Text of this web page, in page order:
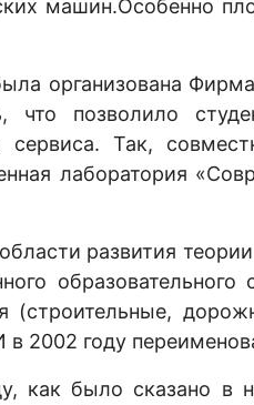
машин.Особенно
организована
что позволило
сервиса. Так,
лаборатория
развития
(строительные,
2002 году
как было сказано в